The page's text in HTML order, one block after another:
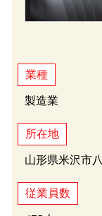
業種
製造業
所在地
山形県米沢市
従業員数